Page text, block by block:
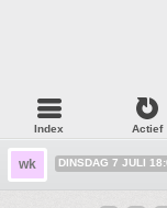
Index Actief
wk DINSDAG 7 JULI